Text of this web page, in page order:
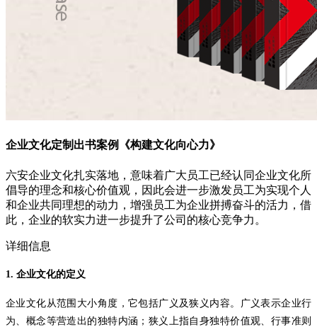
企业文化定制出书案例《构建文化向心力》
六安企业文化扎实落地，意味着广大员工已经认同企业文化所
倡导的理念和核心价值观，因此会进一步激发员工为实现个人
和企业共同理想的动力，增强员工为企业拼搏奋斗的活力，借
此，企业的软实力进一步提升了公司的核心竞争力。
详细信息
1. 企业文化的定义
企业文化从范围大小角度，它包括广义及狭义内容。广义表示企业行
为、概念等营造出的独特内涵；狭义上指自身独特价值观、行事准则